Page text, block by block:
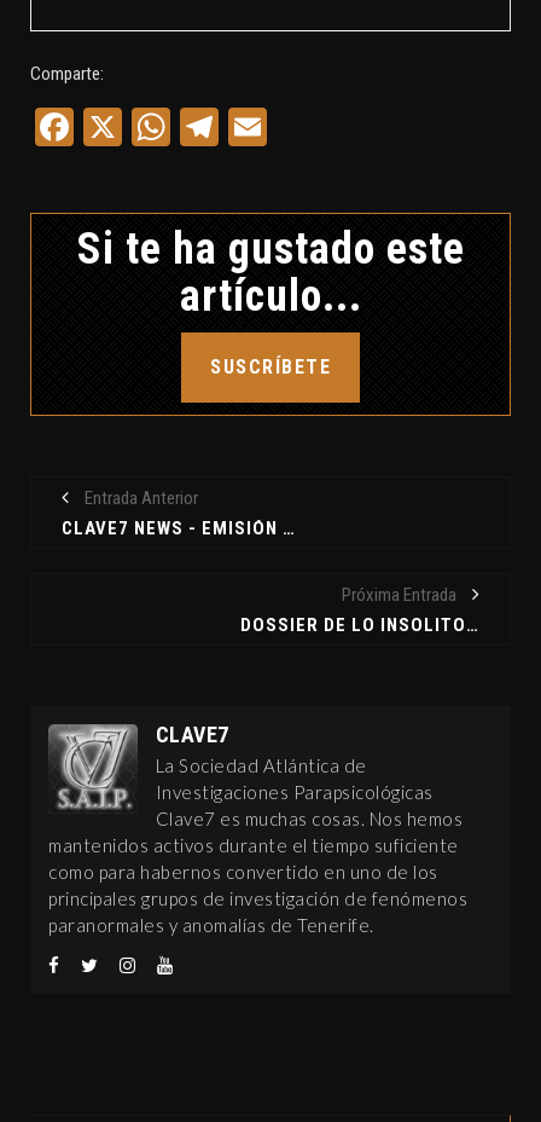
Comparte:
Facebook
X WhatsApp
Telegram
Si te ha gustado este
artículo...
SUSCRÍBETE
Entrada Anterior
CLAVE7 NEWS - EMISIÓN DEL 15-06-2016
Próxima Entrada
DOSSIER DE LO INSOLITO-DAVID CUEVAS-TAGANANA Y SUS MISTERIOS (I)
CLAVE7
La Sociedad Atlántica de
Investigaciones Parapsicológicas
Clave7 es muchas cosas. Nos hemos
mantenidos activos durante el tiempo suficiente
como para habernos convertido en uno de los
principales grupos de investigación de fenómenos
paranormales y anomalías de Tenerife.